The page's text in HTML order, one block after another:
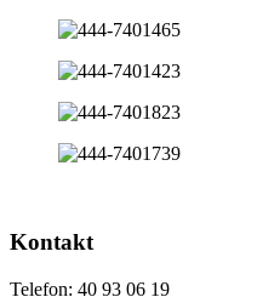
Kontakt
Telefon: 40 93 06 19